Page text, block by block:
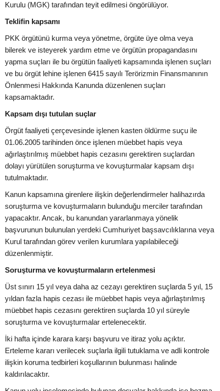
Kurulu (MGK) tarafından teyit edilmesi öngörülüyor.
Teklifin kapsamı
PKK örgütünü kurma veya yönetme, örgüte üye olma veya
bilerek ve isteyerek yardım etme ve örgütün propagandasını
yapma suçları ile bu örgütün faaliyeti kapsamında işlenen suçları
ve bu örgüt lehine işlenen 6415 sayılı Terörizmin Finansmanının
Önlenmesi Hakkında Kanunda düzenlenen suçları
kapsamaktadır.
Kapsam dışı tutulan suçlar
Örgüt faaliyeti çerçevesinde işlenen kasten öldürme suçu ile
01.06.2005 tarihinden önce işlenen müebbet hapis veya
ağırlaştırılmış müebbet hapis cezasını gerektiren suçlardan
dolayı yürütülen soruşturma ve kovuşturmalar kapsam dışı
tutulmaktadır.
Kanun kapsamına girenlere ilişkin değerlendirmeler halihazırda
soruşturma ve kovuşturmaların bulunduğu merciler tarafından
yapacaktır. Ancak, bu kanundan yararlanmaya yönelik
başvurunun bulunulan yerdeki Cumhuriyet başsavcılıklarına veya
Kurul tarafından görev verilen kurumlara yapılabileceği
düzenlenmiştir.
Soruşturma ve kovuşturmaların ertelenmesi
Üst sınırı 15 yıl veya daha az cezayı gerektiren suçlarda 5 yıl, 15
yıldan fazla hapis cezası ile müebbet hapis veya ağırlaştırılmış
müebbet hapis cezasını gerektiren suçlarda 10 yıl süreyle
soruşturma ve kovuşturmalar ertelenecektir.
İki hafta içinde karara karşı başvuru ve itiraz yolu açıktır.
Erteleme kararı verilecek suçlarla ilgili tutuklama ve adli kontrole
ilişkin koruma tedbirleri koşullarının bulunması halinde
kaldırılacaktır.